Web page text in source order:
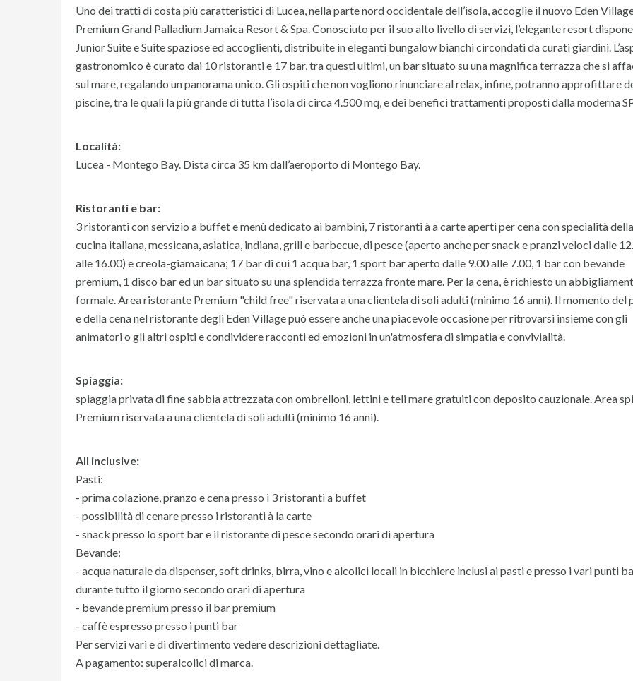
Uno dei tratti di costa più caratteristici di Lucea, nella parte nord occidentale dell’isola, accoglie il nuovo Eden
Premium Grand Palladium Jamaica Resort & Spa. Conosciuto per il suo alto livello di servizi, l’elegante resort
Junior Suite e Suite spaziose ed accoglienti, distribuite in eleganti bungalow bianchi circondati da curati giardini.
gastronomico è curato dai 10 ristoranti e 17 bar, tra questi ultimi, un bar situato su una magnifica terrazza che si
sul mare, regalando un panorama unico. Gli ospiti che non vogliono rinunciare al relax, infine, potranno approfittare
piscine, tra le quali la più grande di tutta l’isola di circa 4.500 mq, e dei benefici trattamenti proposti dalla moderna
Località:
Lucea - Montego Bay. Dista circa 35 km dall’aeroporto di Montego Bay.
Ristoranti e bar:
3 ristoranti con servizio a buffet e menù dedicato ai bambini, 7 ristoranti à a carte aperti per cena con specialità della
cucina italiana, messicana, asiatica, indiana, grill e barbecue, di pesce (aperto anche per snack e pranzi veloci dalle
alle 16.00) e creola-giamaicana; 17 bar di cui 1 acqua bar, 1 sport bar aperto dalle 9.00 alle 7.00, 1 bar con bevande
premium, 1 disco bar ed un bar situato su una splendida terrazza fronte mare. Per la cena, è richiesto un
formale. Area ristorante Premium "child free" riservata a una clientela di soli adulti (minimo 16 anni). Il momento del
e della cena nel ristorante degli Eden Village può essere anche una piacevole occasione per ritrovarsi insieme con gli
animatori o gli altri ospiti e condividere racconti ed emozioni in un'atmosfera di simpatia e convivialità.
Spiaggia:
spiaggia privata di fine sabbia attrezzata con ombrelloni, lettini e teli mare gratuiti con deposito cauzionale. Area
Premium riservata a una clientela di soli adulti (minimo 16 anni).
All inclusive:
Pasti:
- prima colazione, pranzo e cena presso i 3 ristoranti a buffet
- possibilità di cenare presso i ristoranti à la carte
- snack presso lo sport bar e il ristorante di pesce secondo orari di apertura
Bevande:
- acqua naturale da dispenser, soft drinks, birra, vino e alcolici locali in bicchiere inclusi ai pasti e presso i vari punti
durante tutto il giorno secondo orari di apertura
- bevande premium presso il bar premium
- caffè espresso presso i punti bar
Per servizi vari e di divertimento vedere descrizioni dettagliate.
A pagamento: superalcolici di marca.